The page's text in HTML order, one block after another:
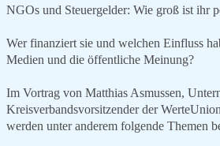
NGOs und Steuergelder: Wie groß ist ihr
Wer finanziert sie und welchen Einfluss
Medien und die öffentliche Meinung?
Im Vortrag von Matthias Asmussen,
Kreisverbandsvorsitzender der
werden unter anderem folgende Themen